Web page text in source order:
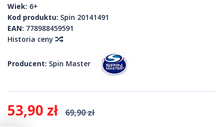
Wiek: 6+
Kod produktu: Spin 20141491
EAN: 778988459591
Historia ceny
Producent: Spin Master
53,90 zł
69,90 zł